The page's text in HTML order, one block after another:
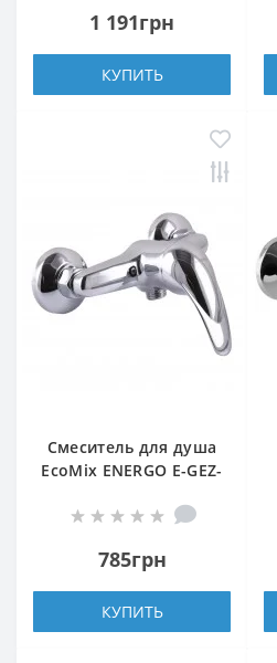
1 191грн
КУПИТЬ
Смеситель для душа
EcoMix ENERGO E-GEZ-
785грн
КУПИТЬ